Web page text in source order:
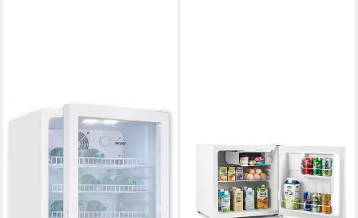
FP11186DE-WH/BC-50
47 x 48 x 43.5 cm B/H/T
Produktdatenblatt
145,99 € UVP210,99 €